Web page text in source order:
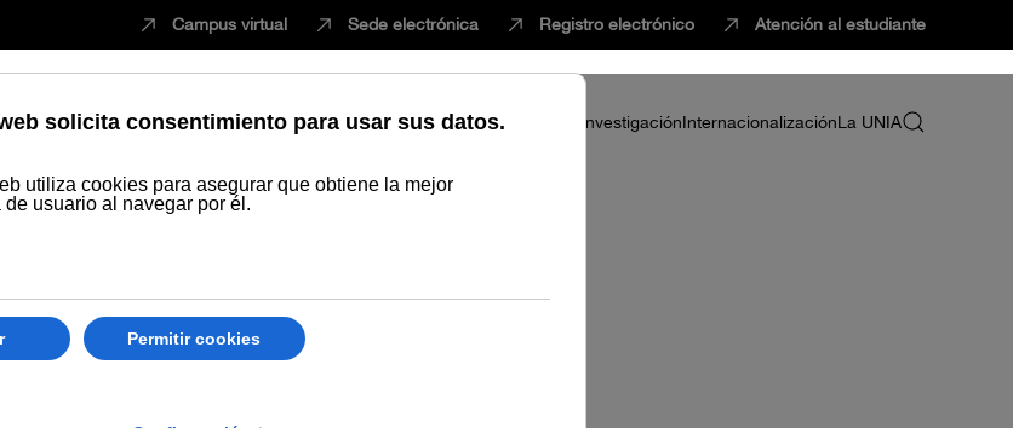
Campus virtual Sede electrónica Registro electrónico Atención al estudiante
EstudiarInnovaciónVida universitariaProfesorado InvestigaciónInternacionalizaciónLa UNIA
eventos